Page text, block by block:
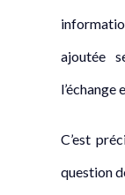
ajoutée
l’échange
C’est
question